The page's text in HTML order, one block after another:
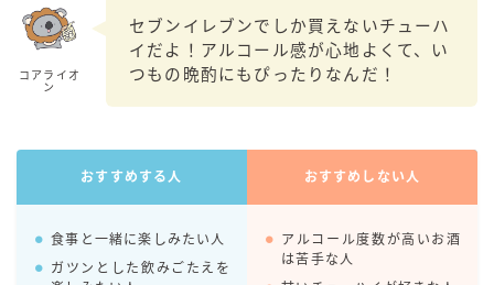
男梅サワー
キレートレモンサワー
愛のスコールホワイトサワー
宝酒造
タカラCANチューハイ
宝焼酎のお茶割りシリーズ
コアライオ
ン
セブンイレブンでしか買えないチューハ
イだよ！アルコール感が心地よくて、い
つもの晩酌にもぴったりなんだ！
おすすめする人 おすすめしない人
食事と一緒に楽しみたい人
ガツンとした飲みごたえを
アルコール度数が高いお酒
は苦手な人